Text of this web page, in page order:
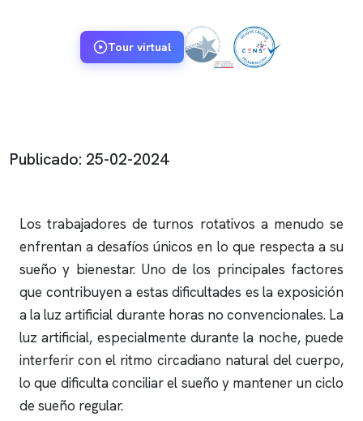
Tour virtual
Publicado: 25-02-2024
Los trabajadores de turnos rotativos a menudo se
enfrentan a desafíos únicos en lo que respecta a su
sueño y bienestar. Uno de los principales factores
que contribuyen a estas dificultades es la exposición
a la luz artificial durante horas no convencionales. La
luz artificial, especialmente durante la noche, puede
interferir con el ritmo circadiano natural del cuerpo,
lo que dificulta conciliar el sueño y mantener un ciclo
de sueño regular.